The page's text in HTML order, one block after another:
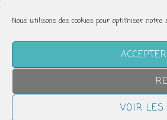
Nous utilisons des cookies pour optimiser
VOIR LES
(11-